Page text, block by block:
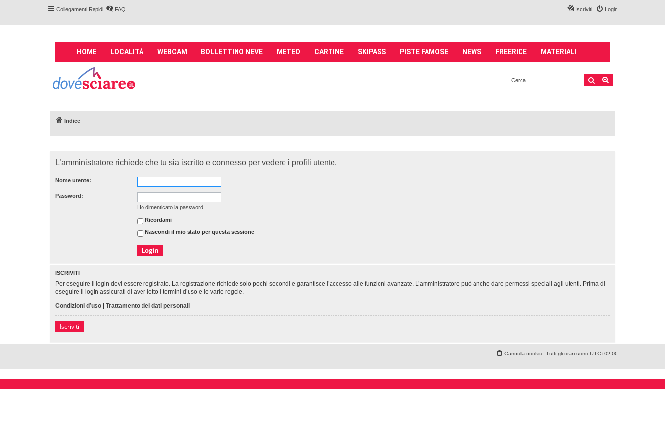
Collegamenti Rapidi FAQ Login
Iscriviti
M
n
n
v
i
g
i
o
HOME LOCALITÀ WEBCAM BOLLETTINO NEVE METEO CARTINE SKIPASS PISTE FAMOSE NEWS FREERIDE MATERIALI
Cerca
Indice
L’amministratore richiede che tu sia iscritto e connesso per vedere i profili utente.
Nome utente:
Password:
Ho dimenticato la password
Ricordami
Nascondi il mio stato per questa sessione
ISCRIVITI
Per eseguire il login devi essere registrato. La registrazione richiede solo pochi secondi e garantisce l’accesso alle funzioni avanzate. L’amministratore può anche dare permessi speciali agli utenti. Prima di
eseguire il login assicurati di aver letto i termini d’uso e le varie regole.
Condizioni d’uso
Trattamento dei dati personali
Iscriviti
Tutti gli orari sono UTC+02:00
Cancella cookie